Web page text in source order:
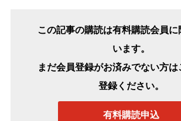
この記事の購読は有料購読会員に
います。
まだ会員登録がお済みでない方は
登録ください。
有料購読申込